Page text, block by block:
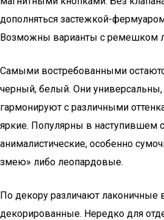
дополняться застежкой-
Возможны варианты с ремешком
Самыми востребованными
черный, белый. Они
гармонируют с различными
яркие. Популярны в наступившем
анималистические, особенно
змею» либо леопардовые.
По декору различают лаконичные
декорированные. Нередко для